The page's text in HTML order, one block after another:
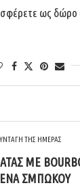
ως δώρο
ΤΗΣ ΗΜΕΡΑΣ
ΜΕ
ΣΜΠΏΚΟΥ